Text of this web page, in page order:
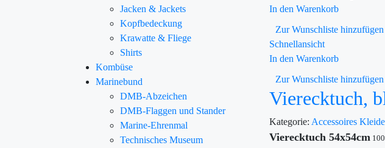
Jacken & Jackets
Kopfbedeckung
Krawatte & Fliege
Shirts
Kombüse
Marinebund
DMB-Abzeichen
DMB-Flaggen und Stander
Marine-Ehrenmal
Technisches Museum
In den Warenkorb
Zur Wunschliste hinzufügen
Schnellansicht
In den Warenkorb
Zur Wunschliste hinzufügen
Vierecktuch,
Kategorie: Accessoires
Vierecktuch 54x54cm